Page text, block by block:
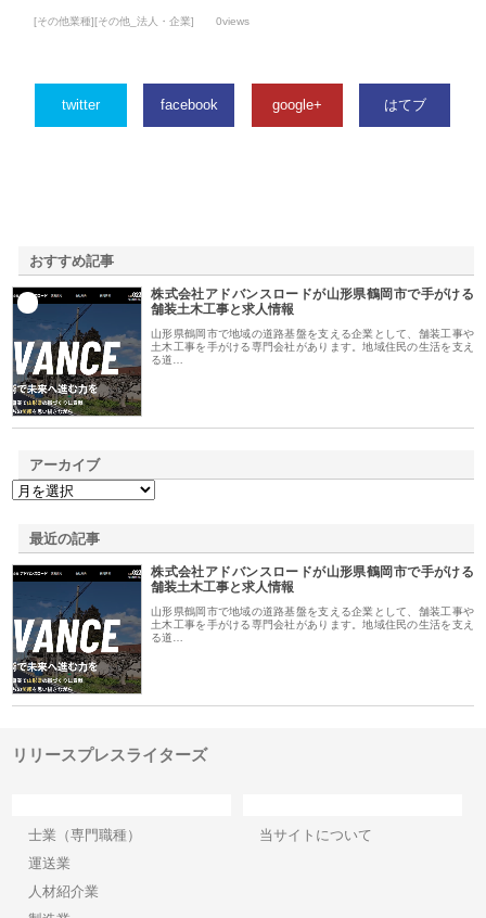
[その他業種][その他_法人・企業] 0views
twitter facebook google+ はてブ
おすすめ記事
株式会社アドバンスロードが山形県鶴岡市で手がける
舗装土木工事と求人情報
山形県鶴岡市で地域の道路基盤を支える企業として、舗装工事や
土木工事を手がける専門会社があります。地域住民の生活を支え
る道…
アーカイブ
最近の記事
株式会社アドバンスロードが山形県鶴岡市で手がける
舗装土木工事と求人情報
山形県鶴岡市で地域の道路基盤を支える企業として、舗装工事や
土木工事を手がける専門会社があります。地域住民の生活を支え
る道…
リリースプレスライターズ
士業（専門職種）
運送業
人材紹介業
当サイトについて